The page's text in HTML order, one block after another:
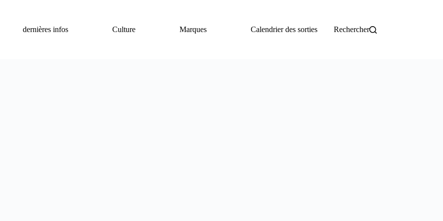
dernières infos
Culture Marques Calendrier des sorties Rechercher